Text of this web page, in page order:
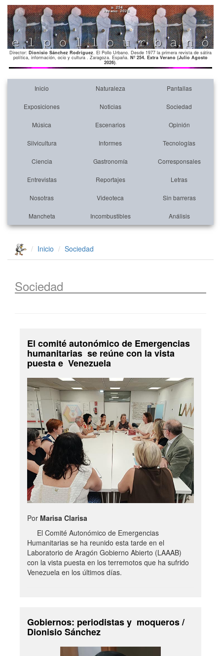
Director: Dionisio Sánchez Rodríguez. El Pollo Urbano. Desde 1977 la primera revista de sátira
política, información, ocio y cultura . Zaragoza. España. Nº 254. Extra Verano (Julio Agosto
2026).
Inicio Naturaleza Pantallas
Exposiciones Noticias Sociedad
Música Escenarios Opinión
Silvicultura Informes Tecnologías
Ciencia Gastronomía Corresponsales
Entrevistas Reportajes Letras
Nosotras Videoteca Sin barreras
Mancheta Incombustibles Análisis
Inicio Sociedad
Sociedad
El comité autonómico de Emergencias
humanitarias se reúne con la vista
puesta e Venezuela
Por Marisa Clarisa
El Comité Autonómico de Emergencias
Humanitarias se ha reunido esta tarde en el
Laboratorio de Aragón Gobierno Abierto (LAAAB)
con la vista puesta en los terremotos que ha sufrido
Venezuela en los últimos días.
Gobiernos: periodistas y moqueros /
Dionisio Sánchez